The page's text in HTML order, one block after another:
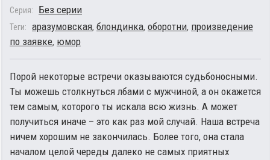
Серия: Без серии
Теги: аразумовская, блондинка, оборотни, произведение
по заявке, юмор
Порой некоторые встречи оказываются судьбоносными.
Ты можешь столкнуться лбами с мужчиной, а он окажется
тем самым, которого ты искала всю жизнь. А может
получиться иначе – это как раз мой случай. Наша встреча
ничем хорошим не закончилась. Более того, она стала
началом целой череды далеко не самых приятных